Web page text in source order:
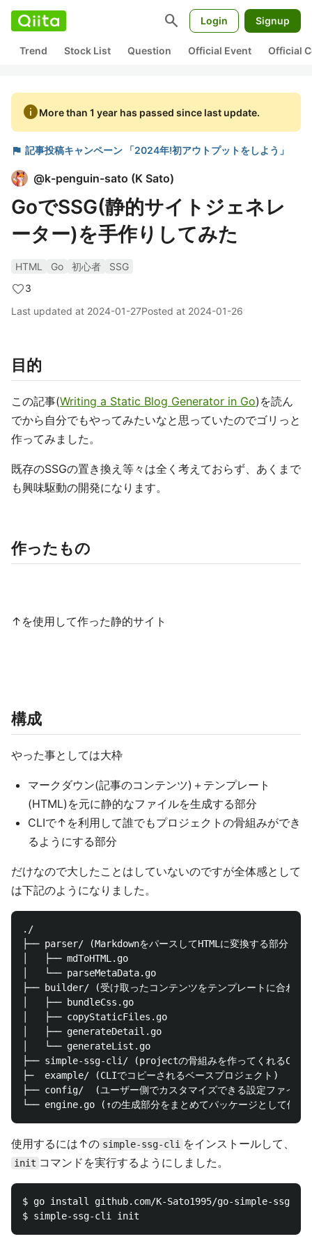
search Login Signup
Trend Stock List Question Official Event Official
infoMore than 1 year has passed since last update.
flag 記事投稿キャンペーン 「2024年!初アウトプットをしよう」
@k-penguin-sato (K Sato)
GoでSSG(静的サイトジェネレ
ーター)を手作りしてみた
HTML Go 初心者
SSG
3
Last updated at 2024-01-27Posted at 2024-01-26
目的
この記事(Writing a Static Blog Generator in Go)を読ん
でから自分でもやってみたいなと思っていたのでゴリっと
作ってみました。
既存のSSGの置き換え等々は全く考えておらず、あくまで
も興味駆動の開発になります。
作ったもの
↑を使用して作った静的サイト
構成
やった事としては大枠
マークダウン(記事のコンテンツ)＋テンプレート
(HTML)を元に静的なファイルを生成する部分
CLIで↑を利用して誰でもプロジェクトの骨組みができ
るようにする部分
だけなので大したことはしていないのですが全体感として
は下記のようになりました。
./
├── parser/ (MarkdownをパースしてHTMLに変換する部分)
│   ├── mdToHTML.go
│   └── parseMetaData.go
├── builder/ (受け取ったコンテンツをテンプレートに合わせ
│   ├── bundleCss.go
│   ├── copyStaticFiles.go
│   ├── generateDetail.go
│   └── generateList.go
├── simple-ssg-cli/ (projectの骨組みを作ってくれるCLI)
├─  example/ (CLIでコピーされるベースプロジェクト)
├── config/  (ユーザー側でカスタマイズできる設定ファイル
使用するには↑の simple-ssg-cli をインストールして、
init コマンドを実行するようにしました。
$ go install github.com/K-Sato1995/go-simple-ssg/